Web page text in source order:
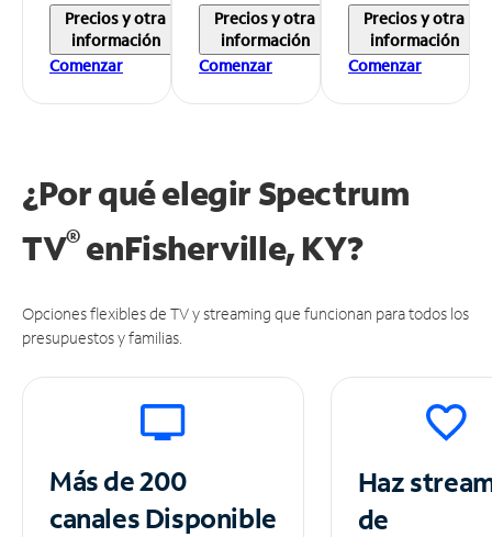
Precios y otra
información
Comenzar
Precios y otra
información
Comenzar
Precios y otra
información
Comenzar
¿Por qué elegir Spectrum
TV®enFisherville, KY?
Opciones flexibles de TV y streaming que funcionan para todos los
presupuestos y familias.
Más de 200
canalesDisponible
Haz
de